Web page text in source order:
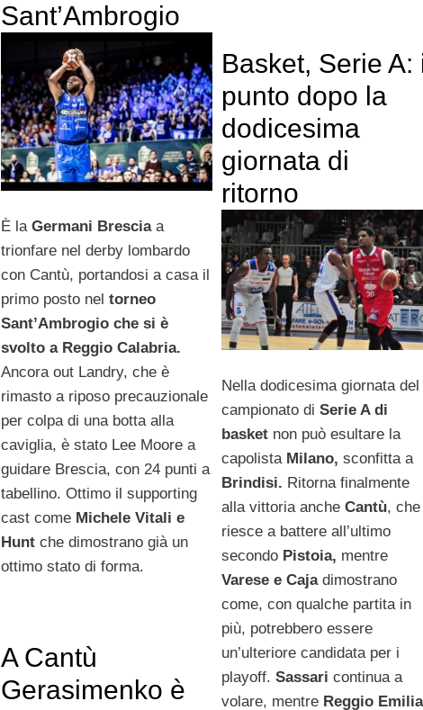
Sant’Ambrogio
È laGermani Bresciaa
trionfare nel derby lombardo
con Cantù, portandosi a casa il
primo posto nel torneo
Sant’Ambrogio che si è
svolto a Reggio Calabria.
Ancora out Landry, che è
rimasto a riposo precauzionale
per colpa di una botta alla
caviglia, è stato Lee Moore a
guidare Brescia, con 24 punti a
tabellino. Ottimo il supporting
cast comeMichele Vitali e
Huntche dimostrano già un
ottimo stato di forma.
Basket, Serie A:
punto dopo la
dodicesima
giornata di
ritorno
Nella dodicesima giornata del
campionato di Serie A di
basketnon può esultare la
capolista Milano, sconfitta a
Brindisi. Ritorna finalmente
alla vittoria ancheCantù, che
riesce a battere all’ultimo
secondo Pistoia, mentre
Varese e Cajadimostrano
come, con qualche partita in
più, potrebbero essere
un’ulteriore candidata per i
playoff. Sassari continua a
volare, mentre Reggio Emilia
A Cantù
Gerasimenko è